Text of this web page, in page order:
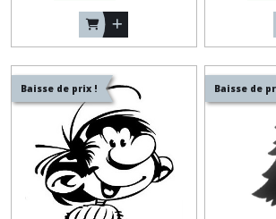
Baisse de prix ! Baisse de